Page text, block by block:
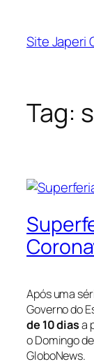
Site Japeri
Tag:
Após uma
Governo do
de 10 diasa
o Domingo
GloboNews.